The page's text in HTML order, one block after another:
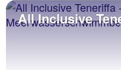
Tauchurlaub